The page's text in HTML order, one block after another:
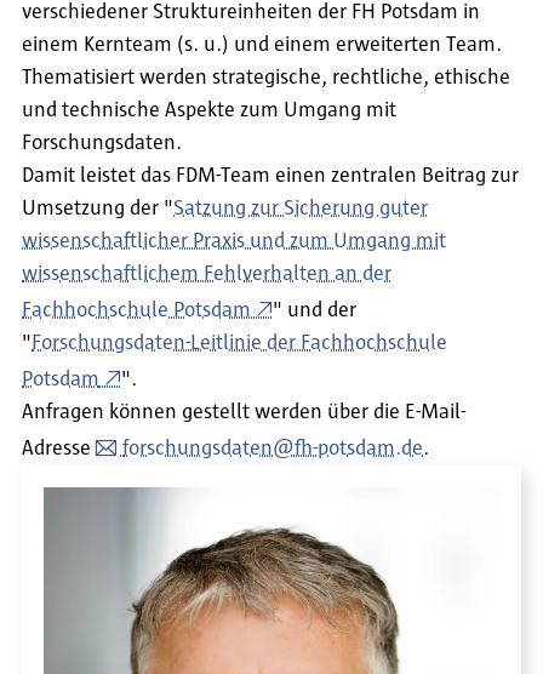
verschiedener Struktureinheiten der FH Potsdam in
einem Kernteam (s. u.) und einem erweiterten Team.
Thematisiert werden strategische, rechtliche, ethische
und technische Aspekte zum Umgang mit
Forschungsdaten.
Damit leistet das FDM-Team einen zentralen Beitrag zur
Umsetzung der "Satzung zur Sicherung guter
wissenschaftlicher Praxis und zum Umgang mit
wissenschaftlichem Fehlverhalten an der
Fachhochschule Potsdam
" und der
" Forschungsdaten-Leitlinie der Fachhochschule
Potsdam
".
Anfragen können gestellt werden über die E-Mail-
Adresse
forschungsdaten@fh-potsdam.de.